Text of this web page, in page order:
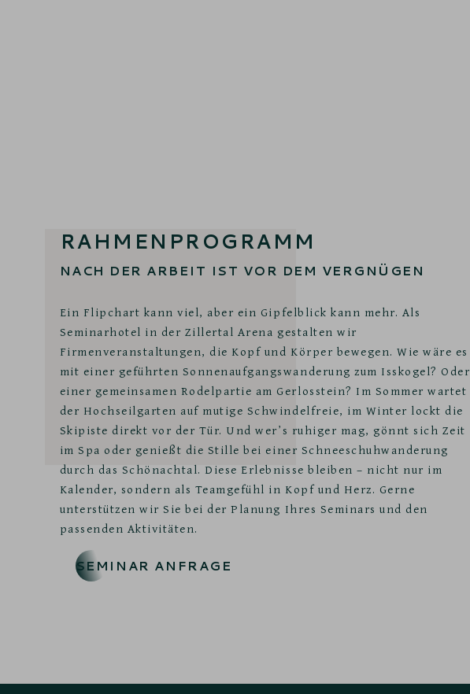
RAHMENPROGRAMM
NACH DER ARBEIT IST VOR DEM VERGNÜGEN
Ein Flipchart kann viel, aber ein Gipfelblick kann mehr. Als
Seminarhotel in der Zillertal Arena gestalten wir
Firmenveranstaltungen, die Kopf und Körper bewegen. Wie wäre es
mit einer geführten Sonnenaufgangswanderung zum Isskogel? Oder
einer gemeinsamen Rodelpartie am Gerlosstein? Im Sommer wartet
der Hochseilgarten auf mutige Schwindelfreie, im Winter lockt die
Skipiste direkt vor der Tür. Und wer’s ruhiger mag, gönnt sich Zeit
im Spa oder genießt die Stille bei einer Schneeschuhwanderung
durch das Schönachtal. Diese Erlebnisse bleiben – nicht nur im
Kalender, sondern als Teamgefühl in Kopf und Herz. Gerne
unterstützen wir Sie bei der Planung Ihres Seminars und den
passenden Aktivitäten.
SEMINAR ANFRAGE